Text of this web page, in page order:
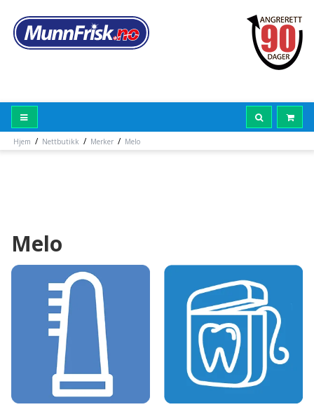
Hjem / Nettbutikk / Merker / Melo
Melo